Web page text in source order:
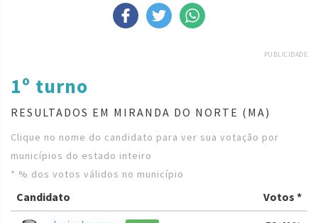
PUBLICIDADE
1º turno
RESULTADOS EM MIRANDA DO NORTE (MA)
Clique no nome do candidato para ver sua votação por
municípios do estado inteiro
* % dos votos válidos no município
Candidato Votos *